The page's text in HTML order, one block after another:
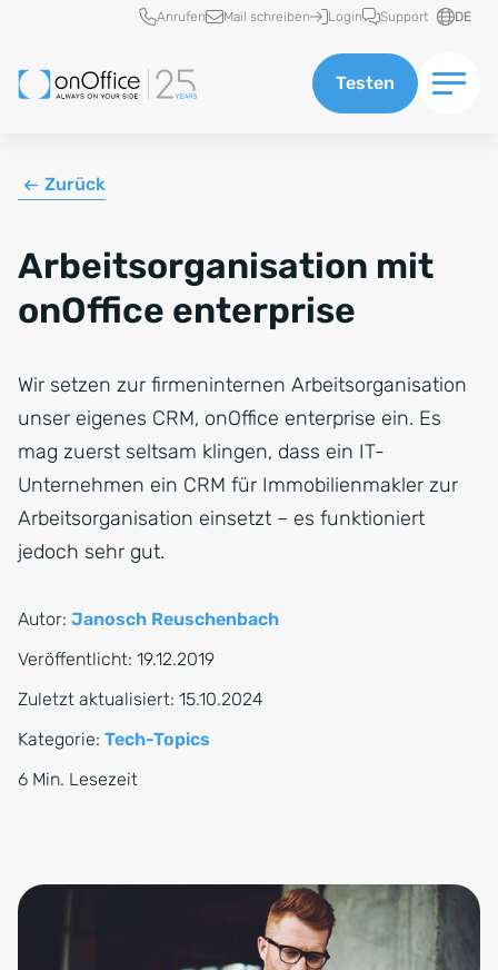
Schnellzugriff
Anrufen Mail schreiben Login Support DE
Testen
Zurück
Arbeitsorganisation mit
onOffice enterprise
Wir setzen zur firmeninternen Arbeitsorganisation
unser eigenes CRM, onOffice enterprise ein. Es
mag zuerst seltsam klingen, dass ein IT-
Unternehmen ein CRM für Immobilienmakler zur
Arbeitsorganisation einsetzt – es funktioniert
jedoch sehr gut.
Autor: Janosch Reuschenbach
Veröffentlicht: 19.12.2019
Zuletzt aktualisiert: 15.10.2024
Kategorie: Tech-Topics
6 Min. Lesezeit